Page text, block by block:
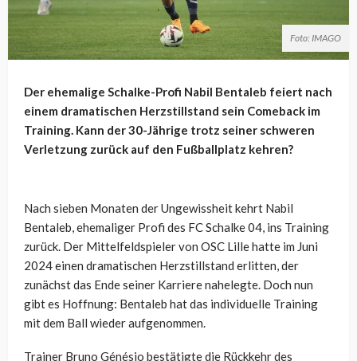
Foto: IMAGO
Der ehemalige Schalke-Profi Nabil Bentaleb feiert nach
einem dramatischen Herzstillstand sein Comeback im
Training. Kann der 30-Jährige trotz seiner schweren
Verletzung zurück auf den Fußballplatz kehren?
Nach sieben Monaten der Ungewissheit kehrt Nabil
Bentaleb, ehemaliger Profi des FC Schalke 04, ins Training
zurück. Der Mittelfeldspieler von OSC Lille hatte im Juni
2024 einen dramatischen Herzstillstand erlitten, der
zunächst das Ende seiner Karriere nahelegte. Doch nun
gibt es Hoffnung: Bentaleb hat das individuelle Training
mit dem Ball wieder aufgenommen.
Trainer Bruno Génésio bestätigte die Rückkehr des